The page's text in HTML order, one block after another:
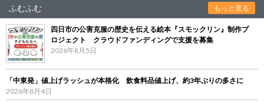
ふむふむ もっと見る
四日市の公害克服の歴史を伝える絵本『スモックリン』制作プ
ロジェクト クラウドファンディングで支援を募集
2026年8月5日
「中東発」値上げラッシュが本格化 飲食料品値上げ、約3年ぶりの多さに
2026年8月4日